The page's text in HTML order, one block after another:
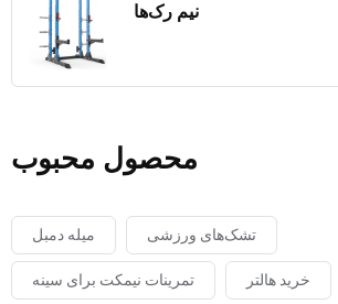
نیم رک‌ها
محصول محبوب
میله دمبل تشک‌های ورزشی
تمرینات نیمکت برای سینه خرید هالتر